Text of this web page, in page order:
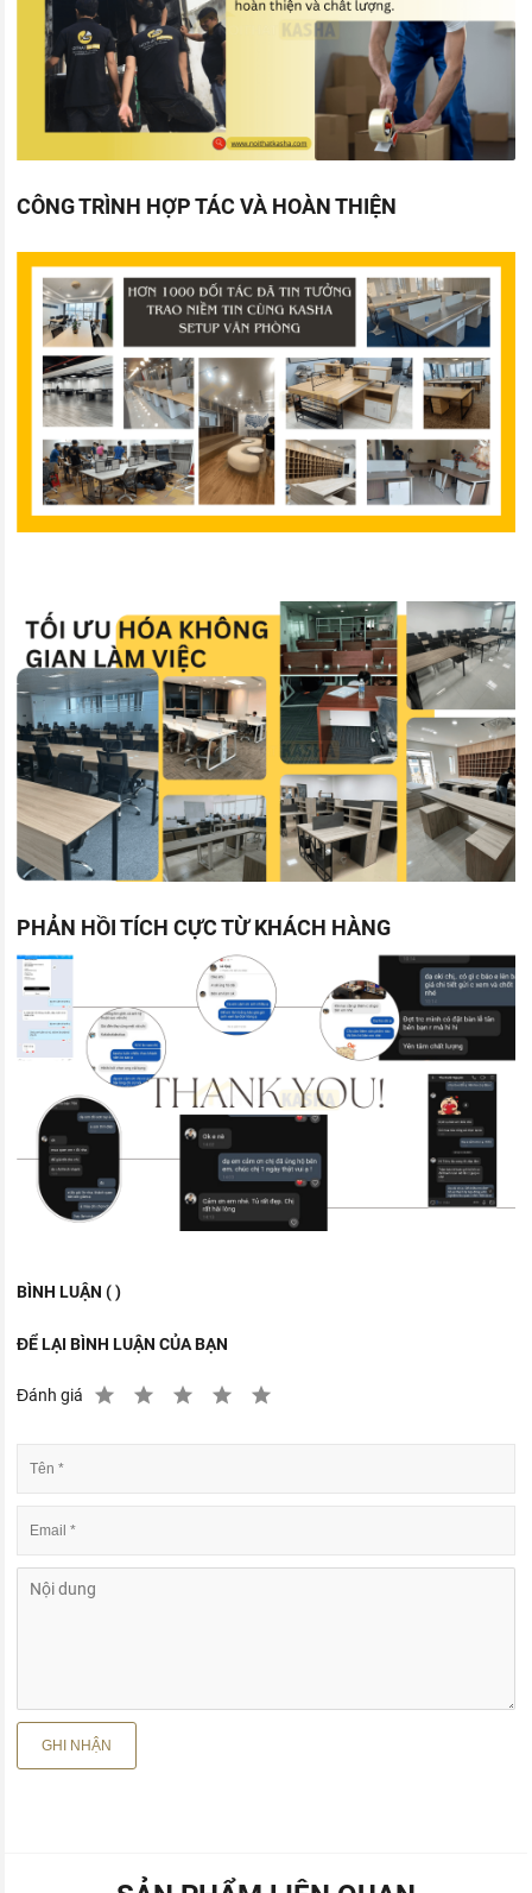
CÔNG TRÌNH HỢP TÁC VÀ HOÀN THIỆN
PHẢN HỒI TÍCH CỰC TỪ KHÁCH HÀNG
BÌNH LUẬN ( )
ĐỂ LẠI BÌNH LUẬN CỦA BẠN
Đánh giá